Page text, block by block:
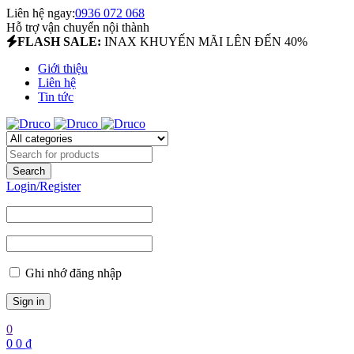
Liên hệ ngay:0936 072 068
Hỗ trợ vận chuyển nội thành
FLASH SALE: INAX KHUYẾN MÃI LÊN ĐẾN 40%
Giới thiệu
Liên hệ
Tin tức
Login/Register
Ghi nhớ đăng nhập
0
0 0 ₫